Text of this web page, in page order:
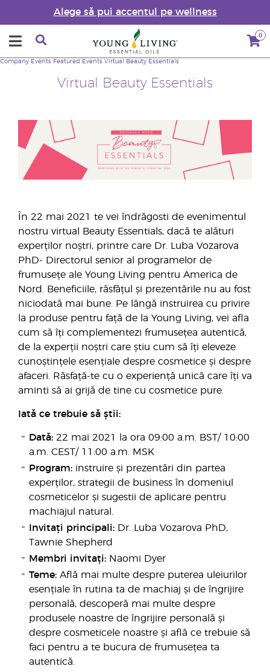
Alege să pui accentul pe wellness
0
Virtual Beauty Essentials
Company Events Featured Events Virtual Beauty Essentials
În 22 mai 2021 te vei îndrăgosti de evenimentul
nostru virtual Beauty Essentials, dacă te alături
experților noștri, printre care Dr. Luba Vozarova
PhD- Directorul senior al programelor de
frumusețe ale Young Living pentru America de
Nord. Beneficiile, răsfățul și prezentările nu au fost
niciodată mai bune. Pe lângă instruirea cu privire
la produse pentru față de la Young Living, vei afla
cum să îți complementezi frumusețea autentică,
de la experții noștri care știu cum să îți eleveze
cunoștințele esențiale despre cosmetice și despre
afaceri. Răsfață-te cu o experiență unică care îți va
aminti să ai grijă de tine cu cosmetice pure.
Iată ce trebuie să știi:
Dată: 22 mai 2021 la ora 09:00 a.m. BST/ 10:00
a.m. CEST/ 11:00 a.m. MSK
Program: instruire și prezentări din partea
experților, strategii de business în domeniul
cosmeticelor și sugestii de aplicare pentru
machiajul natural.
Invitați principali: Dr. Luba Vozarova PhD,
Tawnie Shepherd
Membri invitați: Naomi Dyer
Teme: Află mai multe despre puterea uleiurilor
esențiale în rutina ta de machiaj și de îngrijire
personală, descoperă mai multe despre
produsele noastre de îngrijire personală și
despre cosmeticele noastre și află ce trebuie să
faci pentru a te bucura de frumusețea ta
autentică.